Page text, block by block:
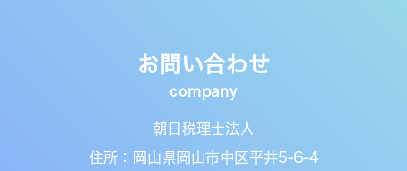
お問い合わせ
朝日税理士法人
住所：岡山県岡山市中区平井5-6-4